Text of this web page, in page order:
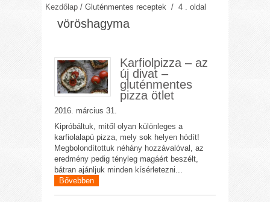
Kezdőlap /Gluténmentes receptek / 4 . oldal
vöröshagyma
Karfiolpizza – az
új divat –
gluténmentes
pizza ötlet
2016. március 31.
Kipróbáltuk, mitől olyan különleges a
karfiolalapú pizza, mely sok helyen hódít!
Megbolondítottuk néhány hozzávalóval, az
eredmény pedig tényleg magáért beszélt,
bátran ajánljuk minden kísérletezni...
Bővebben